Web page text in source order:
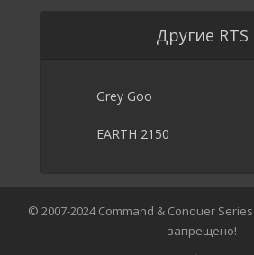
Другие RTS
Grey Goo
EARTH 2150
© 2007-2024 Command & Conquer
запрещено!